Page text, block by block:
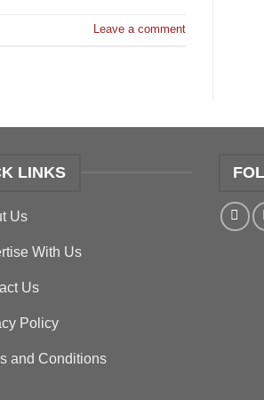
Leave a comment
LINKS
Us
With Us
Us
Policy
and Conditions